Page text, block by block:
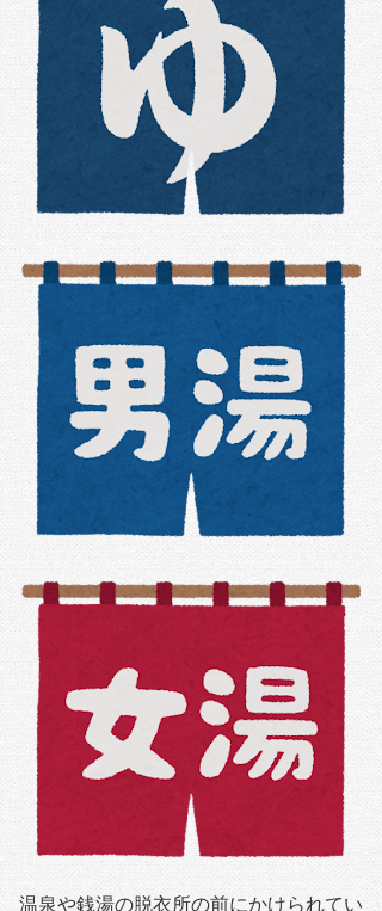
温泉や銭湯の脱衣所の前にかけられてい